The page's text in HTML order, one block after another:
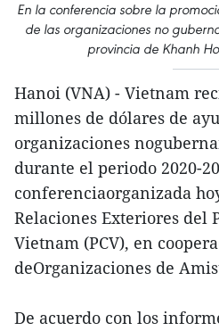
En la conferencia sobre la
de las organizaciones no
provincia de Khanh
Hanoi (VNA) - Vietnam
millones de dólares de
organizaciones
durante el periodo 2020-
conferenciaorganizada
Relaciones Exteriores del
Vietnam (PCV), en
deOrganizaciones de
De acuerdo con los